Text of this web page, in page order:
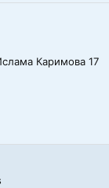
Каримова 17